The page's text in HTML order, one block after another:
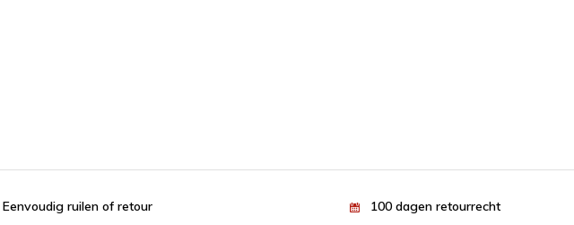
Eenvoudig ruilen of retour 100 dagen retourrecht